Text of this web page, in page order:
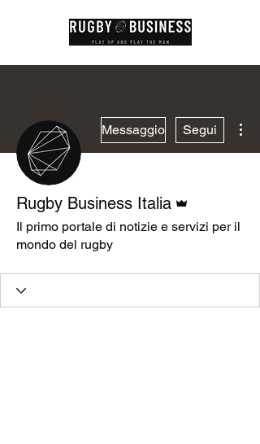
Messaggio Segui
Rugby Business Italia
Il primo portale di notizie e servizi per il
mondo del rugby